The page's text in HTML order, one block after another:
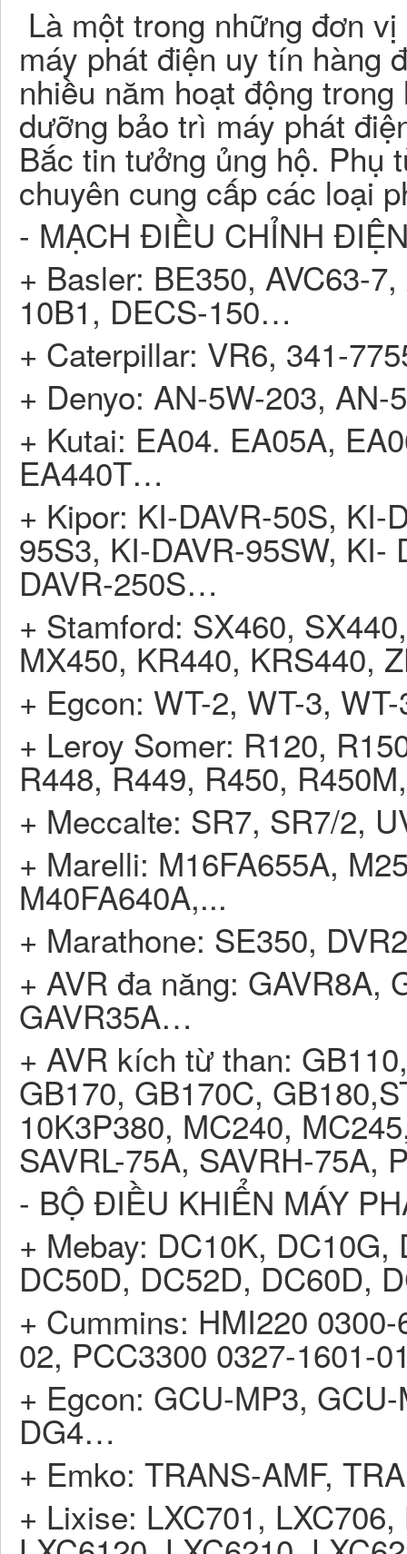
Là một trong những đơn
máy phát điện uy tín hàng
nhiều năm hoạt động
dưỡng bảo trì máy phát
Bắc tin tưởng ủng hộ. Phụ
chuyên cung cấp các loại
- MẠCH ĐIỀU CHỈNH
+ Basler: BE350, AVC63-
10B1, DECS-150…
+ Caterpillar: VR6, 341-
+ Denyo: AN-5W-203,
+ Kutai: EA04. EA05A,
EA440T…
+ Kipor: KI-DAVR-50S, KI-
95S3, KI-DAVR-95SW, KI-
DAVR-250S…
+ Stamford: SX460,
MX450, KR440, KRS440,
+ Egcon: WT-2, WT-3,
+ Leroy Somer: R120,
R448, R449, R450,
+ Meccalte: SR7, SR7/2,
+ Marelli: M16FA655A,
M40FA640A,...
+ Marathone: SE350,
+ AVR đa năng: GAVR8A,
GAVR35A…
+ AVR kích từ than:
GB170, GB170C,
10K3P380, MC240,
SAVRL-75A, SAVRH-75A,
- BỘ ĐIỀU KHIỂN MÁY
+ Mebay: DC10K,
DC50D, DC52D, DC60D,
+ Cummins: HMI220
02, PCC3300 0327-1601-
+ Egcon: GCU-MP3,
DG4…
+ Emko: TRANS-AMF,
+ Lixise: LXC701,